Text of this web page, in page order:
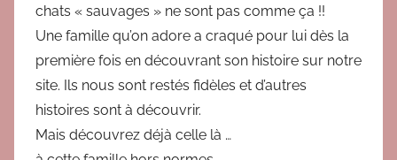
s
d
p
t
i
g
i
t
chats « sauvages » ne sont pas comme ça !!
Une famille qu’on adore a craqué pour lui dès la
première fois en découvrant son histoire sur notre
site. Ils nous sont restés fidèles et d’autres
histoires sont à découvrir.
Mais découvrez déjà celle là …